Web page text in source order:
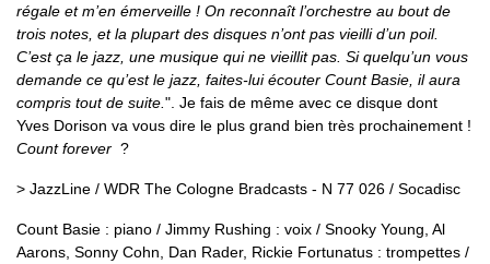
régale et m’en émerveille ! On reconnaît l’orchestre au bout de
trois notes, et la plupart des disques n’ont pas vieilli d’un poil.
C’est ça le jazz, une musique qui ne vieillit pas. Si quelqu’un vous
demande ce qu’est le jazz, faites-lui écouter Count Basie, il aura
compris tout de suite. ". Je fais de même avec ce disque dont
Yves Dorison va vous dire le plus grand bien très prochainement !
Count forever ?
> JazzLine / WDR The Cologne Bradcasts - N 77 026 / Socadisc
Count Basie : piano / Jimmy Rushing : voix / Snooky Young, Al
Aarons, Sonny Cohn, Dan Rader, Rickie Fortunatus : trompettes /